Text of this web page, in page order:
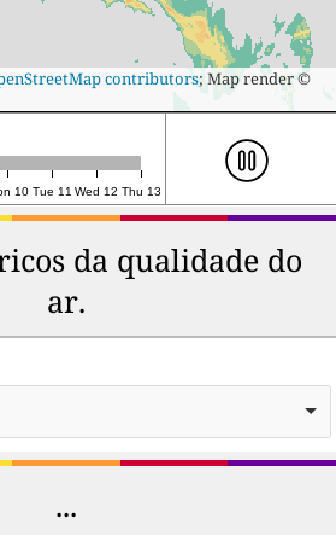
contributors; Map render ©
10 Tue 11 Wed 12 Thu 13
da qualidade do
ar.
...